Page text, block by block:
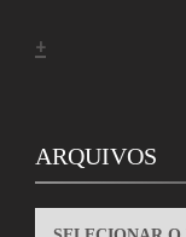
+
ARQUIVOS
ARQUIVOS